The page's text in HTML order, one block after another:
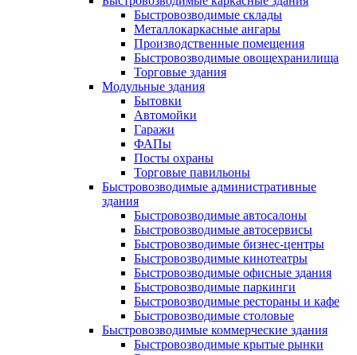
Быстровозводимые склады
Металлокаркасные ангары
Производственные помещения
Быстровозводимые овощехранилища
Торговые здания
Модульные здания
Бытовки
Автомойки
Гаражи
ФАПы
Посты охраны
Торговые павильоны
Быстровозводимые административные
здания
Быстровозводимые автосалоны
Быстровозводимые автосервисы
Быстровозводимые бизнес-центры
Быстровозводимые кинотеатры
Быстровозводимые офисные здания
Быстровозводимые паркинги
Быстровозводимые рестораны и кафе
Быстровозводимые столовые
Быстровозводимые коммерческие здания
Быстровозводимые крытые рынки